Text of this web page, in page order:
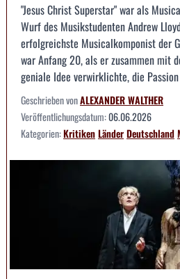
"Jesus Christ Superstar" war als
Wurf des Musikstudenten Andrew
erfolgreichste Musicalkomponist der
war Anfang 20, als er zusammen mit
geniale Idee verwirklichte, die
Geschrieben vonALEXANDER WALTHER
Veröffentlichungsdatum:06.06.2026
Kategorien:KritikenLänderDeutschland